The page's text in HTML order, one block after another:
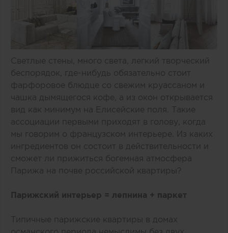
Светлые стены, много света, легкий творческий
беспорядок, где-нибудь обязательно стоит
фарфоровое блюдце со свежим круассаном и
чашка дымящегося кофе, а из окон открывается
вид как минимум на Елисейские поля. Такие
ассоциации первыми приходят в голову, когда
мы говорим о французском интерьере. Из каких
ингредиентов он состоит в действительности и
сможет ли прижиться богемная атмосфера
Парижа на почве российской квартиры?
Парижский интерьер = лепнина + паркет
Типичные парижские квартиры в домах